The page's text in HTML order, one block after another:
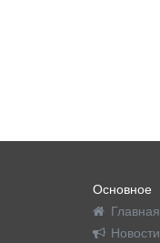
Основное
Главная
Новости